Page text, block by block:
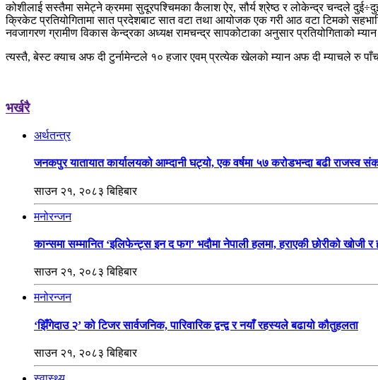
कोशीलाई सस्तैमा समेट्ने क्रममा सुदूरपश्चिमका कैलाश ऐर, सौर्य श्रेष्ठ र लोकेन्द्र चन्दले
क्रिकेट प्रतियोगितामा सात प्रदेशबाट सात वटा तथा आयोजक एक गरी आठ वटा टिमको
नवजागरण ग्रामीण विकास केन्द्रका अध्यक्ष रामचन्द्र सापकोटाका अनुसार प्रतियोगिताको
त्यस्तै, बेस्ट क्याच अफ दी टुर्नामेन्टले १० हजार एवम् प्रत्येक खेलको म्यान अफ दी म्याचले रु
भर्खरै
अर्थतन्त्र
जनकपुर यातायात कार्यालयको आम्दानी घट्यो, एक वर्षमा ५७ करोडभन्दा बढी राजस्व
साउन २१, २०८३ बिहिबार
मनोरन्जन
कान्समा सम्मानित ‘इलिफेन्ट्स इन द फग’ भदौमा नेपाली हलमा, हराएकी छोरीको खोजी
साउन २१, २०८३ बिहिबार
मनोरन्जन
‘झिँगेदाउ २’ को टिजर सार्वजनिक, पारिवारिक द्वन्द्व र नयाँ रहस्यले बढायो कौतुहलता
साउन २१, २०८३ बिहिबार